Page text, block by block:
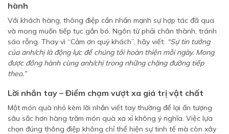
hành
Với khách hàng, thông điệp cần nhấn mạnh sự hợp tác đã qua
và mong muốn tiếp tục gắn bó. Ngôn từ phải chân thành, tránh
sáo rỗng. Thay vì “Cảm ơn quý khách”, hãy viết: “Sự tin tưởng
của anh/chị là động lực để chúng tôi hoàn thiện mỗi ngày. Mong
được đồng hành cùng anh/chị trong những chặng đường tiếp
theo.”
Lời nhắn tay – Điểm chạm vượt xa giá trị vật chất
Một món quà nhỏ kèm lời nhắn viết tay thường để lại ấn tượng
sâu sắc hơn hàng trăm món quà xa xỉ không ý nghĩa. Việc lựa
chọn đúng thông điệp không chỉ thể hiện sự tinh tế mà còn xây